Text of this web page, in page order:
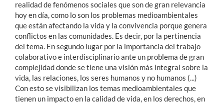
realidad de fenómenos sociales que son de gran relevancia
hoy en día, como lo son los problemas medioambientales
que están afectando la vida y la convivencia porque genera
conflictos en las comunidades. Es decir, por la pertinencia
del tema. En segundo lugar por la importancia del trabajo
colaborativo e interdisciplinario ante un problema de gran
complejidad donde se tiene una visión más integral sobre la
vida, las relaciones, los seres humanos y no humanos (...)
Con esto se visibilizan los temas medioambientales que
tienen un impacto en la calidad de vida, en los derechos, en